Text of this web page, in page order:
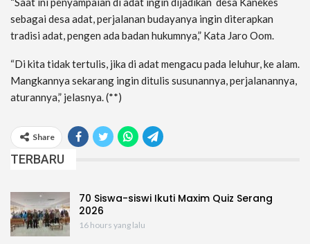
sebagai desa adat, perjalanan budayanya ingin diterapkan
tradisi adat, pengen ada badan hukumnya,” Kata Jaro Oom.
“Di kita tidak tertulis, jika di adat mengacu pada leluhur, ke alam.
Mangkannya sekarang ingin ditulis susunannya, perjalanannya,
aturannya,” jelasnya. (**)
Share
TERBARU
70 Siswa-siswi Ikuti Maxim Quiz Serang
2026
16 hours yang lalu